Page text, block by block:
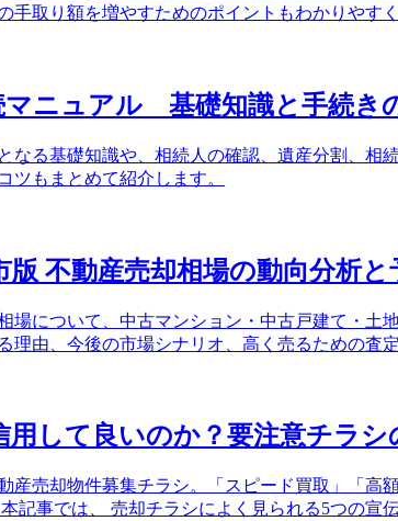
手取り額を増やすためのポイントもわかりやすく
マニュアル 基礎知識と手続き
なる基礎知識や、相続人の確認、遺産分割、
ツもまとめて紹介します。
版 不動産売却相場の動向分析と
場について、中古マンション・中古戸建て・
理由、今後の市場シナリオ、高く売るための査
して良いのか？要注意チラシ
産売却物件募集チラシ。「スピード買取」「
記事では、 売却チラシによく見られる5つの